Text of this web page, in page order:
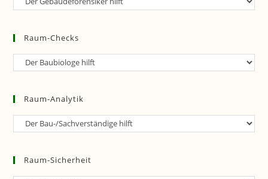
Raum-Checks
Raum-
Raum-Analytik
Raum-
Raum-Sicherheit